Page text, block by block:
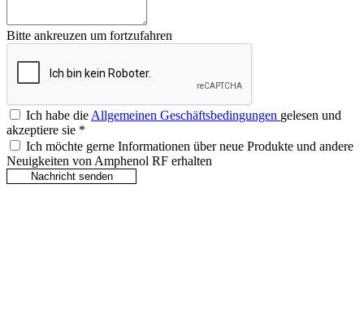
Bitte ankreuzen um fortzufahren
Ich habe dieAllgemeinen Geschäftsbedingungen gelesen und
akzeptiere sie *
Ich möchte gerne Informationen über neue Produkte und andere
Neuigkeiten von Amphenol RF erhalten